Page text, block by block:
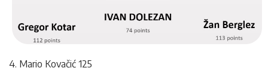
4. Mario Kovačić 125